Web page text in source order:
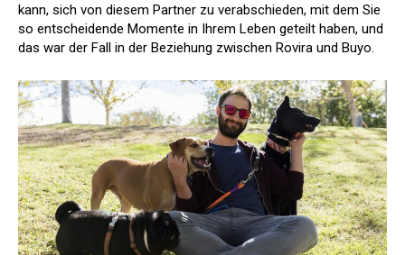
kann, sich von diesem Partner zu verabschieden, mit dem Sie
so entscheidende Momente in Ihrem Leben geteilt haben, und
das war der Fall in der Beziehung zwischen Rovira und Buyo.